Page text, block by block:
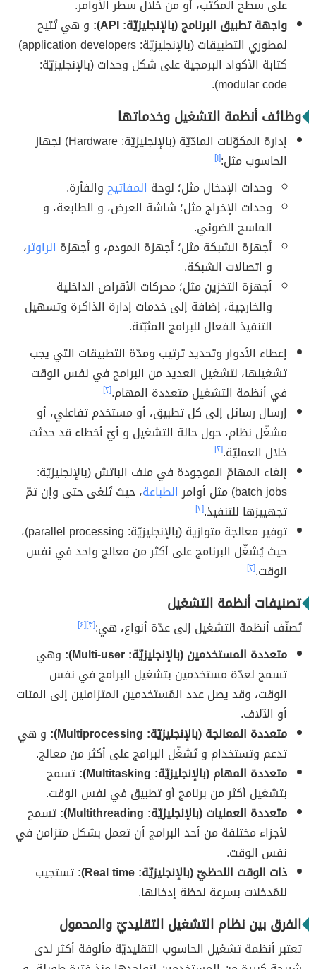
على سطح المكتب، أو من خلال سطر الأوامر.
واجهة تطبيق البرنامج (بالإنجليزيّة: API):
و هي تُتيح
لمطوري التطبيقات (بالإنجليزيّة: application developers)
كتابة الأكواد البرمجية على شكل وحدات (بالإنجليزيّة:
modular code).
وظائف أنظمة التشغيل وخدماتها
إدارة المكوّنات المادّيّة (بالإنجليزيّة: Hardware) لجهاز
الحاسوب مثل:[١]
وحدات الإدخال مثل؛ لوحة المفاتيحوالفأرة.
وحدات الإخراج مثل؛ شاشة العرض، و الطابعة، و
الماسح الضوئي.
أجهزة الشبكة مثل؛ أجهزة المودم، و أجهزة الراوتر،
و اتصالات الشبكة.
أجهزة التخزين مثل؛ محركات الأقراص الداخلية
والخارجية، إضافة إلى خدمات إدارة الذاكرة وتسهيل
التنفيذ الفعال للبرامج المثبّتة.
إعطاء الأدوار وتحديد ترتيب ومدّة التطبيقات التي يجب
تشغيلها، لتشغيل العديد من البرامج في نفس الوقت
في أنظمة التشغيل متعددة المهام.[٢]
إرسال رسائل إلى كل تطبيق، أو مستخدم تفاعلي، أو
مشغّل نظام، حول حالة التشغيل و أيّ أخطاء قد حدثت
خلال العمليّة.[٢]
إلغاء المهامّ الموجودة في ملف الباتش (بالإنجليزيّة:
batch jobs) مثل أوامر
الطباعة، حيث تُلغى حتى وإن تمّ
تجهييزها للتنفيذ.[٢]
توفير معالجة متوازية (بالإنجليزيّة: parallel processing)،
حيث يُشغّل البرنامج على أكثر من معالج واحد في نفس
الوقت.[٢]
تصنيفات أنظمة التشغيل
تُصنّف أنظمة التشغيل إلى عدّة أنواع، هي:[٣] [٤]
متعددة المستخدمين (بالإنجليزيّة: Multi-user):
وهي
تسمح لعدّة مستخدمين بتشغيل البرامج في نفس
الوقت، وقد يصل عدد المُستخدمين المتزامنين إلى المئات
أو الآلاف.
متعددة المعالجة (بالإنجليزيّة: Multiprocessing):
و هي
تدعم وتستخدام و تُشغّل البرامج على أكثر من معالج.
متعددة المهام (بالإنجليزيّة: Multitasking):
تسمح
بتشغيل أكثر من برنامج أو تطبيق في نفس الوقت.
متعددة العمليات (بالإنجليزيّة: Multithreading):
تسمح
لأجزاء مختلفة من أحد البرامج أن تعمل بشكل متزامن في
نفس الوقت.
ذات الوقت اللحظيّ (بالإنجليزيّة: Real time):
تستجيب
للمُدخلات بسرعة لحظة إدخالها.
الفرق بين نظام التشغيل التقليديّ والمحمول
تعتبر أنظمة تشغيل الحاسوب التقليديّة مألوفة أكثر لدى